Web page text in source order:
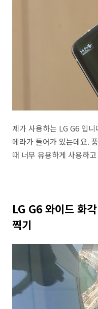
제가 사용하는 LG G6 입
메라가 들어가 있는데요.
때 너무 유용하게 사용하
LG G6 와이드 화
찍기